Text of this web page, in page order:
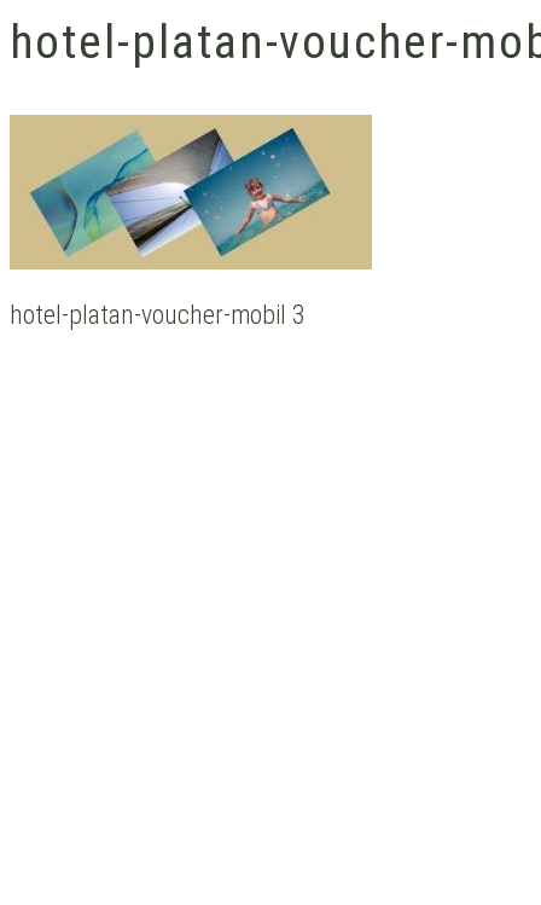
hotel-platan-voucher-
hotel-platan-voucher-mobil 3